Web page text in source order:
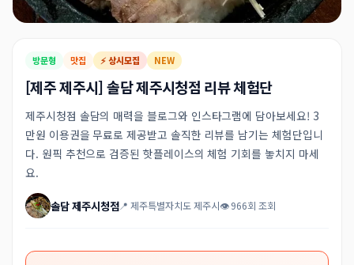
방문형 맛집 ⚡ 상시모집 NEW
[제주 제주시] 솔담 제주시청점 리뷰 체험단
제주시청점 솔담의 매력을 블로그와 인스타그램에 담아보세요! 3
만원 이용권을 무료로 제공받고 솔직한 리뷰를 남기는 체험단입니
다. 원픽 추천으로 검증된 핫플레이스의 체험 기회를 놓치지 마세
요.
솔담 제주시청점📍 제주특별자치도 제주시👁 966회 조회